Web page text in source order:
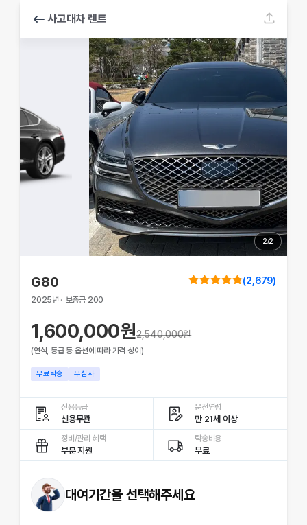
사고대차 렌트
2/2
G80 (2,679)
2025년 · 보증금 200
1,600,000원2,540,000원
(연식, 등급 등 옵션에 따라 가격 상이)
무료탁송 무심사
신용등급
신용무관
운전연령
만 21세 이상
정비/관리 혜택
부분 지원
탁송비용
무료
대여기간을 선택해주세요